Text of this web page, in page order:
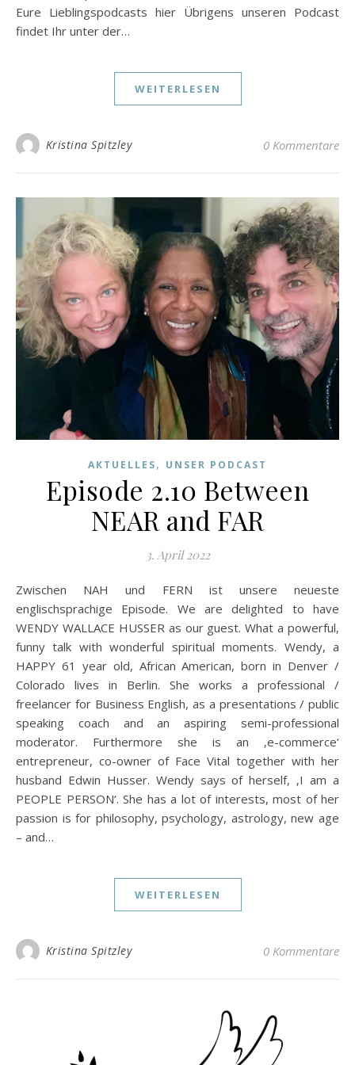
Eure Lieblingspodcasts hier Übrigens unseren Podcast
findet Ihr unter der…
WEITERLESEN
Kristina Spitzley 0 Kommentare
AKTUELLES, UNSER PODCAST
Episode 2.10 Between
NEAR and FAR
3. April 2022
Zwischen NAH und FERN ist unsere neueste
englischsprachige Episode. We are delighted to have
WENDY WALLACE HUSSER as our guest. What a powerful,
funny talk with wonderful spiritual moments. Wendy, a
HAPPY 61 year old, African American, born in Denver /
Colorado lives in Berlin. She works a professional /
freelancer for Business English, as a presentations / public
speaking coach and an aspiring semi-professional
moderator. Furthermore she is an ‚e-commerce‘
entrepreneur, co-owner of Face Vital together with her
husband Edwin Husser. Wendy says of herself, ‚I am a
PEOPLE PERSON‘. She has a lot of interests, most of her
passion is for philosophy, psychology, astrology, new age
– and…
WEITERLESEN
Kristina Spitzley 0 Kommentare